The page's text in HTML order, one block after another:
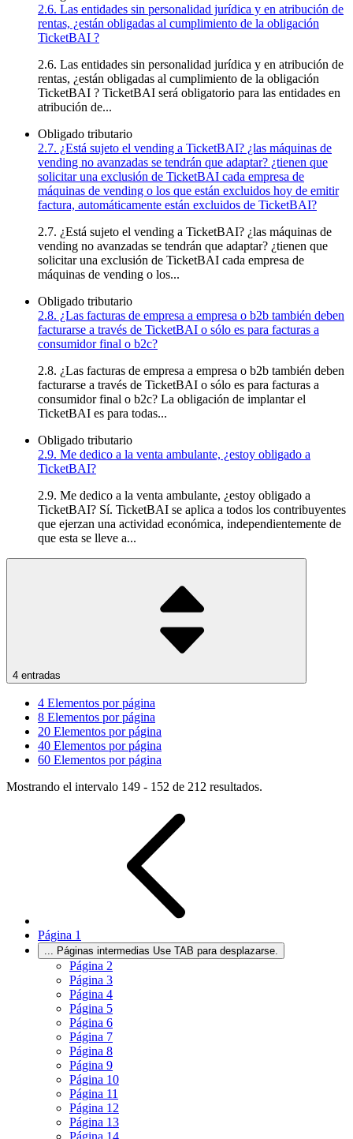
2.6. Las entidades sin personalidad jurídica y en atribución de
rentas, ¿están obligadas al cumplimiento de la obligación
TicketBAI ?
2.6. Las entidades sin personalidad jurídica y en atribución de
rentas, ¿están obligadas al cumplimiento de la obligación
TicketBAI ? TicketBAI será obligatorio para las entidades en
atribución de...
Obligado tributario
2.7. ¿Está sujeto el vending a TicketBAI? ¿las máquinas de
vending no avanzadas se tendrán que adaptar? ¿tienen que
solicitar una exclusión de TicketBAI cada empresa de
máquinas de vending o los que están excluidos hoy de emitir
factura, automáticamente están excluidos de TicketBAI?
2.7. ¿Está sujeto el vending a TicketBAI? ¿las máquinas de
vending no avanzadas se tendrán que adaptar? ¿tienen que
solicitar una exclusión de TicketBAI cada empresa de
máquinas de vending o los...
Obligado tributario
2.8. ¿Las facturas de empresa a empresa o b2b también deben
facturarse a través de TicketBAI o sólo es para facturas a
consumidor final o b2c?
2.8. ¿Las facturas de empresa a empresa o b2b también deben
facturarse a través de TicketBAI o sólo es para facturas a
consumidor final o b2c? La obligación de implantar el
TicketBAI es para todas...
Obligado tributario
2.9. Me dedico a la venta ambulante, ¿estoy obligado a
TicketBAI?
2.9. Me dedico a la venta ambulante, ¿estoy obligado a
TicketBAI? Sí. TicketBAI se aplica a todos los contribuyentes
que ejerzan una actividad económica, independientemente de
que esta se lleve a...
4 entradas
4 Elementos por página
8 Elementos por página
20 Elementos por página
40 Elementos por página
60 Elementos por página
Mostrando el intervalo 149 - 152 de 212 resultados.
Página 1
Páginas intermedias Use TAB para desplazarse.
Página 2
Página 3
Página 4
Página 5
Página 6
Página 7
Página 8
Página 9
Página 10
Página 11
Página 12
Página 13
Página 14